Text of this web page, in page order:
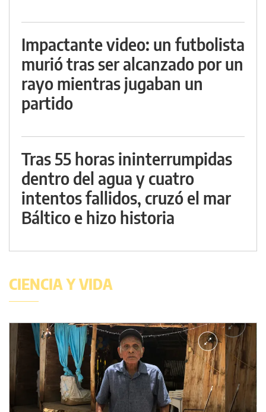
Impactante video: un futbolista
murió tras ser alcanzado por un
rayo mientras jugaban un
partido
Tras 55 horas ininterrumpidas
dentro del agua y cuatro
intentos fallidos, cruzó el mar
Báltico e hizo historia
CIENCIA Y VIDA